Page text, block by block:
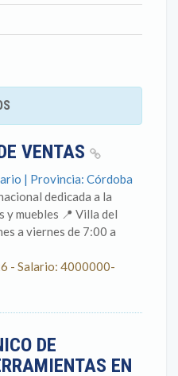
VENTAS
| Provincia: Córdoba
dedicada a la
y muebles 📍 Villa del
a viernes de 7:00 a
- Salario: 4000000-
DE
EN